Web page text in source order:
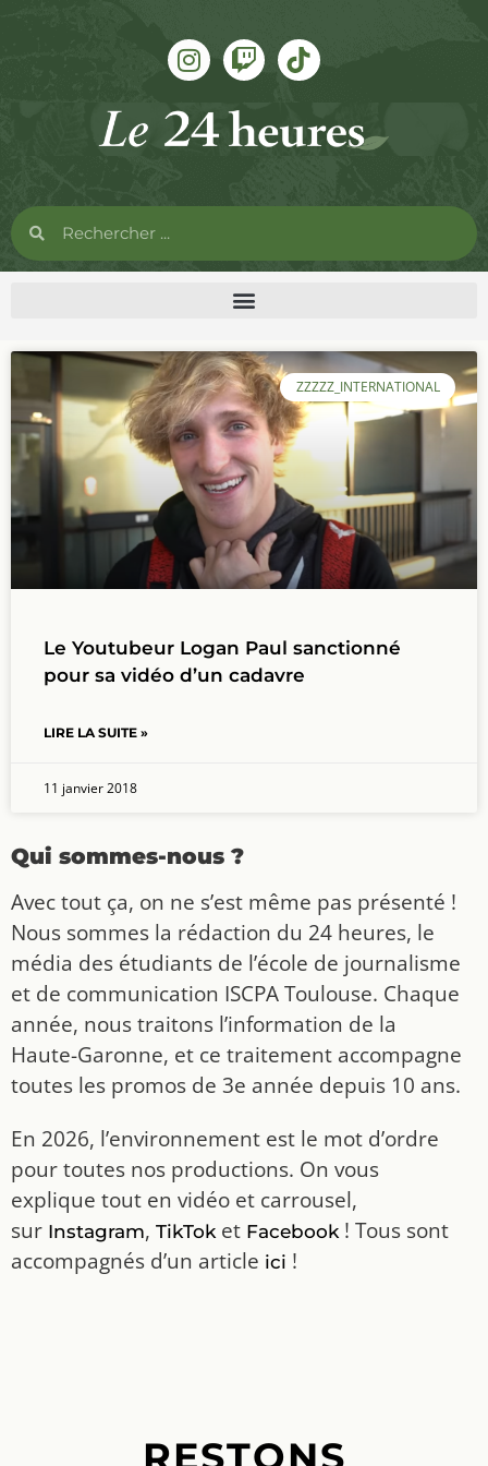
ZZZZZ_INTERNATIONAL
Le Youtubeur Logan Paul sanctionné
pour sa vidéo d’un cadavre
LIRE LA SUITE »
11 janvier 2018
Qui sommes-nous ?
Avec tout ça, on ne s’est même pas présenté !
Nous sommes la rédaction du 24 heures, le
média des étudiants de l’école de journalisme
et de communication ISCPA Toulouse. Chaque
année, nous traitons l’information de la
Haute-Garonne, et ce traitement accompagne
toutes les promos de 3e année depuis 10 ans.
En 2026, l’environnement est le mot d’ordre
pour toutes nos productions. On vous
explique tout en vidéo et carrousel,
sur Instagram, TikToket Facebook! Tous sont
accompagnés d’un article ici !